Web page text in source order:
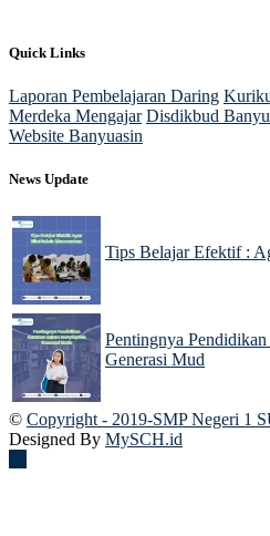
Quick Links
Laporan Pembelajaran Daring
Merdeka Mengajar Disdikbud
Website Banyuasin
News Update
Tips Belajar Efektif :
Pentingnya
Generasi Mud
© Copyright - 2019-SMP Negeri 1
Designed By MySCH.id